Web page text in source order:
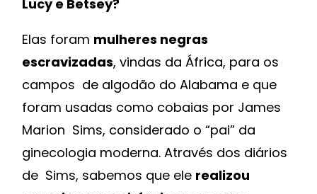
Lucy e Betsey?
Elas foram mulheres negras
escravizadas, vindas da África, para os
campos de algodão do Alabama e que
foram usadas como cobaias por James
Marion Sims, considerado o “pai” da
ginecologia moderna. Através dos diários
de Sims, sabemos que ele realizou